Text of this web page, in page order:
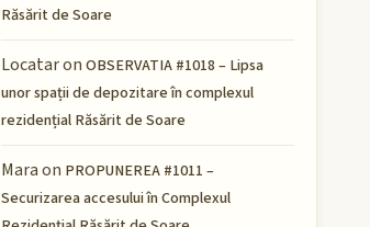
Răsărit de Soare
Locataron OBSERVATIA #1018 – Lipsa
unor spații de depozitare în complexul
rezidențial Răsărit de Soare
Maraon PROPUNEREA #1011 –
Securizarea accesului în Complexul